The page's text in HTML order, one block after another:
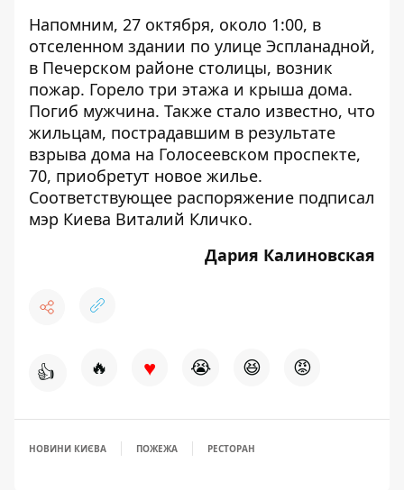
Напомним, 27 октября, около 1:00, в
отселенном здании по улице Эспланадной,
в Печерском районе столицы, возник
пожар. Горело три этажа и крыша дома.
Погиб мужчина. Также стало известно, что
жильцам, пострадавшим в результате
взрыва дома на Голосеевском проспекте,
70, приобретут новое жилье.
Соответствующее распоряжение подписал
мэр Киева Виталий Кличко.
Дария Калиновская
👍 🔥 ♥ 😭 😆 😡
НОВИНИ КИЄВА ПОЖЕЖА РЕСТОРАН